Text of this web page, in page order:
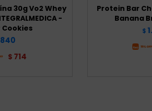
30g Vo2 Whey
-
Cookies
840
$ 714
Protein Bar
Banana
$